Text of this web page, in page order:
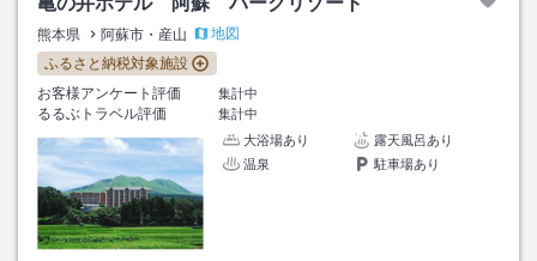
熊本県 阿蘇市・産山
地図
ふるさと納税対象施設
お客様アンケート評価
集計中
るるぶトラベル評価
集計中
大浴場あり
露天風呂あり
温泉
駐車場あり